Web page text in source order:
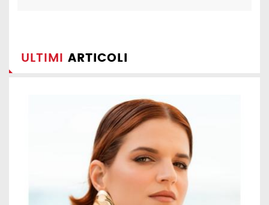
ULTIMI ARTICOLI